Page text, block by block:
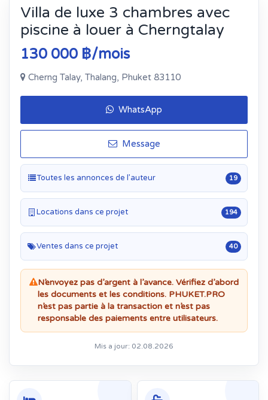
Villa de luxe 3 chambres avec
piscine à louer à Cherngtalay
130 000 ฿/mois
Cherng Talay, Thalang, Phuket 83110
WhatsApp
Message
Toutes les annonces de l’auteur 19
Locations dans ce projet 194
Ventes dans ce projet 40
N’envoyez pas d’argent à l’avance. Vérifiez d’abord
les documents et les conditions. PHUKET.PRO
n’est pas partie à la transaction et n’est pas
responsable des paiements entre utilisateurs.
Mis a jour: 02.08.2026